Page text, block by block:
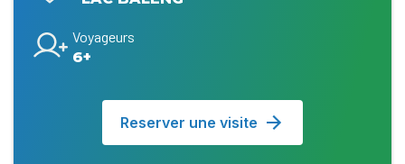
Voyageurs
6+
Reserver une visite